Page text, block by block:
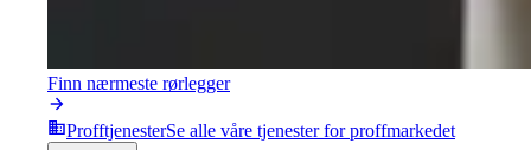
Finn nærmeste rørlegger
ProfftjenesterSe alle våre tjenester for proffmarkedet